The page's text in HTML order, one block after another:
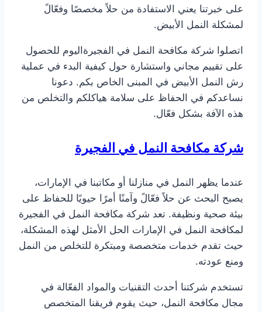
على خبرتنا يعني الاستفادة من حلاً مخصصًا وفعّالً
لمشكلة النمل الأبيض.
اتصلوا شركة مكافحة النمل في الفجيرةاليوم للحصول
على تقييم مجاني واستشارة حول كيفية البدء في عملية
رش النمل الأبيض في المبنى الخاص بكم. دعونا
نساعدكم في الحفاظ على سلامة هياكلكم والتخلص من
هذه الآفة بشكل فعّال.
شركة مكافحة النمل في الفجيرة
عندما يظهر النمل في منازلنا أو مكاتبنا في الإمارات،
يصبح البحث عن حلاً فعّالً وآمنًا أمرًا حيويًا للحفاظ على
بيئة صحية ونظيفة. تعد شركة مكافحة النمل في الفجيرة
لمكافحة النمل في الإمارات الحل الأمثل لهذه المشكلة،
حيث تقدم خدمات متخصصة ومبتكرة للتخلص من النمل
ومنع عودته.
تستخدم شركتنا أحدث التقنيات والمواد الفعّالة في
مجال مكافحة النمل، حيث يقوم فريقنا المتخصص